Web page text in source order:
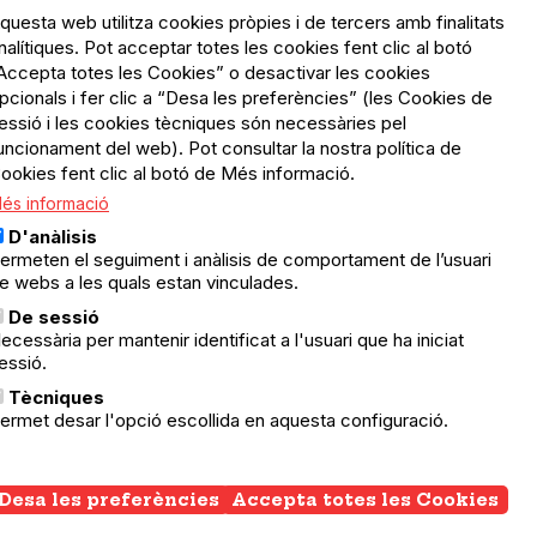
Menú
Legal
Política de privacitat
Avís legal
Política de cookies
organitzadors.
web utilitza cookies pròpies i de tercers amb finalitats
Pot acceptar totes les cookies fent clic al botó
totes les Cookies” o desactivar les cookies
i fer clic a “Desa les preferències” (les Cookies de
i les cookies tècniques són necessàries pel
del web). Pot consultar la nostra política de
fent clic al botó de Més informació.
informació
D'anàlisis
el seguiment i anàlisis de comportament de l’usuari
webs a les quals estan vinculades.
De sessió
per mantenir identificat a l'usuari que ha iniciat
Tècniques
desar l'opció escollida en aquesta configuració.
les preferències Accepta totes les Cookies